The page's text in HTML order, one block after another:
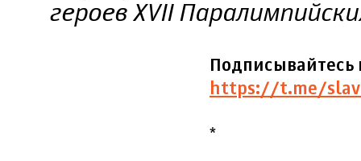
героев ХVII
https://t.me/
*